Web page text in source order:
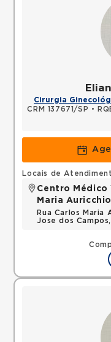
Cirurgia
CRM 137671/SP •
Locais de
Centro Médico
Maria Auricchio
Rua Carlos Maria
Jose dos